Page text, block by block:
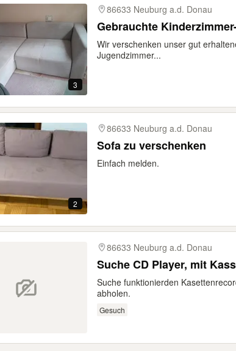
3
86633 Neuburg a.d. Donau
Gebrauchte
Wir verschenken unser gut
Jugendzimmer...
2
86633 Neuburg a.d. Donau
Sofa zu verschenken
Einfach melden.
86633 Neuburg a.d. Donau
Suche CD Player, mit
Suche funktionierden
abholen.
Gesuch